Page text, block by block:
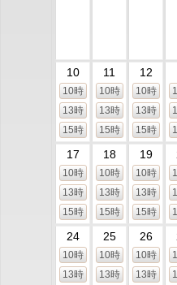
10
10時
13時
15時
11
10時
13時
15時
12
10時
13時
15時
17
10時
13時
15時
18
10時
13時
15時
19
10時
13時
15時
24
10時
13時
25
10時
13時
26
10時
13時